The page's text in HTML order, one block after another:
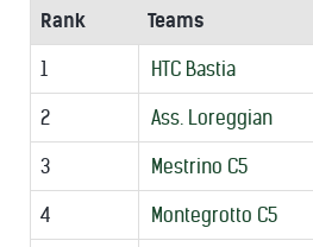
Rank Teams
1 HTC Bastia
2 Ass. Loreggian
3 Mestrino C5
4 Montegrotto C5